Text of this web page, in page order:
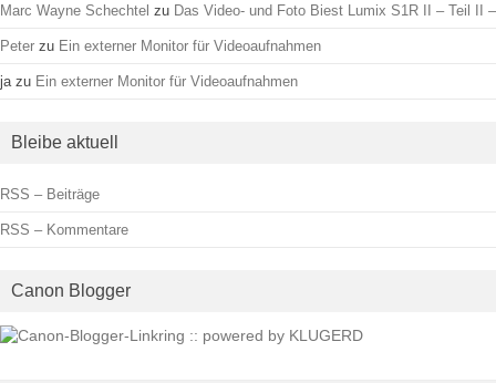
Marc Wayne Schechtel zu Das Video- und Foto Biest Lumix S1R II – Teil II –
Peter zu Ein externer Monitor für Videoaufnahmen
ja zu Ein externer Monitor für Videoaufnahmen
Bleibe aktuell
RSS – Beiträge
RSS – Kommentare
Canon Blogger